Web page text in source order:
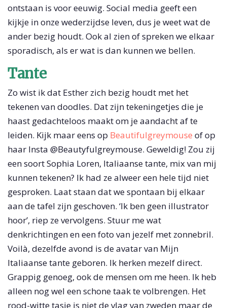
ontstaan is voor eeuwig. Social media geeft een
kijkje in onze wederzijdse leven, dus je weet wat de
ander bezig houdt. Ook al zien of spreken we elkaar
sporadisch, als er wat is dan kunnen we bellen.
Tante
Zo wist ik dat Esther zich bezig houdt met het
tekenen van doodles. Dat zijn tekeningetjes die je
haast gedachteloos maakt om je aandacht af te
leiden. Kijk maar eens op Beautifulgreymouse of op
haar Insta @Beautyfulgreymouse. Geweldig! Zou zij
een soort Sophia Loren, Italiaanse tante, mix van mij
kunnen tekenen? Ik had ze alweer een hele tijd niet
gesproken. Laat staan dat we spontaan bij elkaar
aan de tafel zijn geschoven. ‘Ik ben geen illustrator
hoor’, riep ze vervolgens. Stuur me wat
denkrichtingen en een foto van jezelf met zonnebril.
Voilà, dezelfde avond is de avatar van Mijn
Italiaanse tante geboren. Ik herken mezelf direct.
Grappig genoeg, ook de mensen om me heen. Ik heb
alleen nog wel een schone taak te volbrengen. Het
rood-witte tasje is niet de vlag van zweden maar de